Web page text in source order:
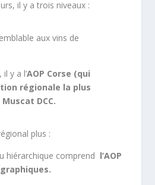
il y a trois niveaux :
aux vins de
y a l’AOP Corse (qui
régionale la plus
DCC.
plus :
hiérarchique comprend l’AOP